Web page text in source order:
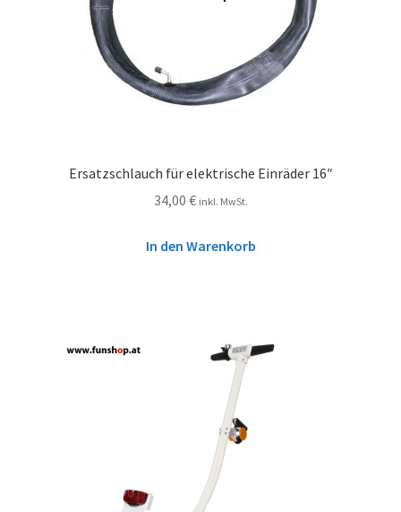
Ersatzschlauch für elektrische Einräder 16″
34,00 € inkl. MwSt.
In den Warenkorb